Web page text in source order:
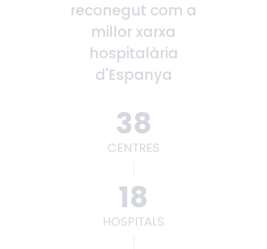
reconegut com a
millor xarxa
hospitalària
d'Espanya
38
CENTRES
18
HOSPITALS